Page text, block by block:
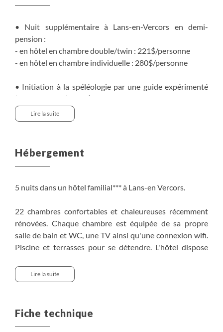
• Nuit supplémentaire à Lans-en-Vercors en demi-
pension :
- en hôtel en chambre double/twin : 221$/personne
- en hôtel en chambre individuelle : 280$/personne
• Initiation à la spéléologie par une guide expérimenté
(environ 2 à 3h) : 140$/personne
• Activité canyoning dans le canyon des Ecouges
• Location VTT électrique : 170$/personne
Lire la suite
Hébergement
5 nuits dans un hôtel familial*** à Lans-en Vercors.
22 chambres confortables et chaleureuses récemment
rénovées. Chaque chambre est équipée de sa propre
salle de bain et WC, une TV ainsi qu'une connexion wifi.
Piscine et terrasses pour se détendre. L'hôtel dispose
avec cheminée.
Lire la suite
Fiche technique